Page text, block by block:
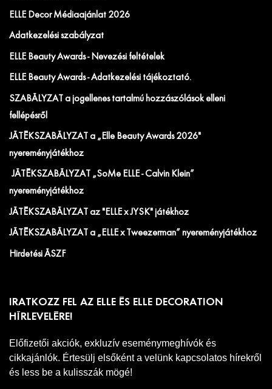
ELLE Decor Médiaajánlat 2026
Adatkezelési szabályzat
ELLE Beauty Awards - Nevezési feltételek
ELLE Beauty Awards - Adatkezelési tájékoztató.
SZABÁLYZAT a jogellenes tartalmú hozzászólások elleni
fellépésről
JÁTÉKSZABÁLYZAT a „Elle Beauty Awards 2026"
nyereményjátékhoz
JÁTÉKSZABÁLYZAT „SoMe ELLE - Calvin Klein”
nyereményjátékhoz
JÁTÉKSZABÁLYZAT az "ELLE x JYSK" játékhoz
JÁTÉKSZABÁLYZAT a „ELLE x Tweezerman” nyereményjátékhoz
Hirdetési ÁSZF
IRATKOZZ FEL AZ ELLE ÉS ELLE DECORATION
HÍRLEVELÉRE!
Előfizetői akciók, exkluzív eseménymeghívók és
cikkajánlók. Értesülj elsőként a velünk kapcsolatos hírekről
és less be a kulisszák mögé!